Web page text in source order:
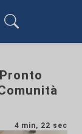
4 min, 22 sec